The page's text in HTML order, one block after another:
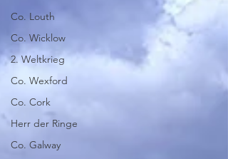
Co. Louth
Co. Wicklow
2. Weltkrieg
Co. Wexford
Co. Cork
Herr der Ringe
Co. Galway